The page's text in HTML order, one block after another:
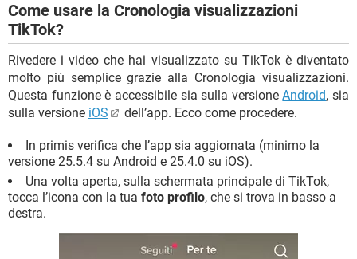
Come usare la Cronologia visualizzazioni
TikTok?
Rivedere i video che hai visualizzato su TikTok è diventato
molto più semplice grazie alla Cronologia visualizzazioni.
Questa funzione è accessibile sia sulla versioneAndroid, sia
sulla versione iOS dell’app. Ecco come procedere.
In primis verifica che l’app sia aggiornata (minimo la
versione 25.5.4 su Android e 25.4.0 su iOS).
Una volta aperta, sulla schermata principale di TikTok,
tocca l’icona con la tua foto profilo, che si trova in basso a
destra.